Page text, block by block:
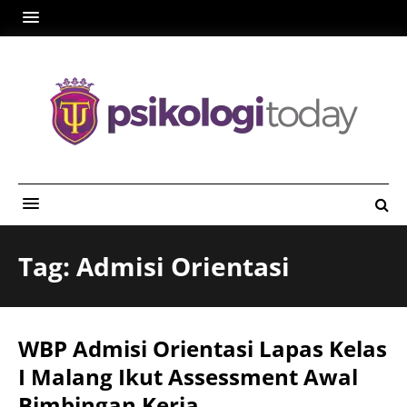
Tag: Admisi Orientasi
WBP Admisi Orientasi Lapas Kelas
I Malang Ikut Assessment Awal